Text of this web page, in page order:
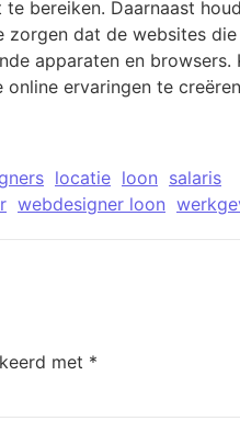
bereiken. Daarnaast
dat de websites
apparaten en browsers.
ervaringen te
locatie loon salaris
webdesigner loon
met *